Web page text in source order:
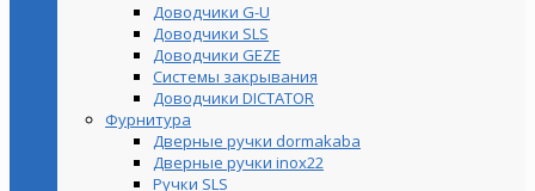
Доводчики G-U
Доводчики SLS
Доводчики GEZE
Cистемы закрывания
Доводчики DICTATOR
Фурнитура
Дверные ручки dormakaba
Дверные ручки inox22
Ручки SLS